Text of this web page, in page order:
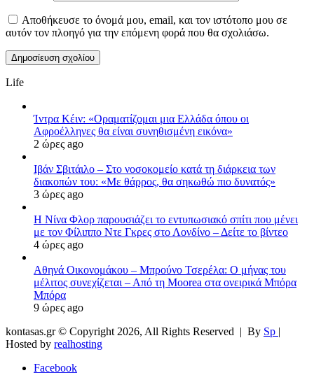
Αποθήκευσε το όνομά μου, email, και τον ιστότοπο μου σε
αυτόν τον πλοηγό για την επόμενη φορά που θα σχολιάσω.
Life
Ίντρα Κέιν: «Οραματίζομαι μια Ελλάδα όπου οι
Αφροέλληνες θα είναι συνηθισμένη εικόνα»
2 ώρες ago
Ιβάν Σβιτάιλο – Στο νοσοκομείο κατά τη διάρκεια των
διακοπών του: «Με θάρρος, θα σηκωθώ πιο δυνατός»
3 ώρες ago
Η Νίνα Φλορ παρουσιάζει το εντυπωσιακό σπίτι που μένει
με τον Φίλιππο Ντε Γκρες στο Λονδίνο – Δείτε το βίντεο
4 ώρες ago
Αθηνά Οικονομάκου – Μπρούνο Τσερέλα: Ο μήνας του
μέλιτος συνεχίζεται – Από τη Moorea στα ονειρικά Μπόρα
Μπόρα
9 ώρες ago
kontasas.gr © Copyright 2026, All Rights Reserved | By Sp |
Hosted by realhosting
Facebook